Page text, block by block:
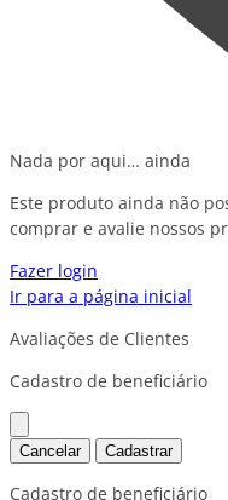
Nada por aqui… ainda
Este produto ainda não
comprar e avalie nossos
Fazer login
Ir para a página inicial
Avaliações de Clientes
Cadastro de beneficiário
Cancelar Cadastrar
Cadastro de beneficiário